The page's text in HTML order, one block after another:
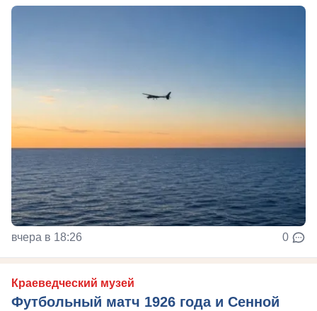
вчера в 18:26 0
Краеведческий музей
Футбольный матч 1926 года и Сенной